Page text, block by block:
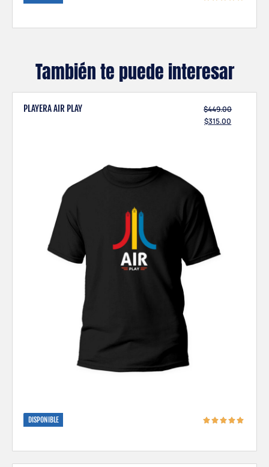
También te puede interesar
PLAYERA AIR PLAY $449.00
$315.00
DISPONIBLE